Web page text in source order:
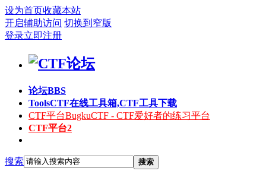
设为首页收藏本站
开启辅助访问 切换到窄版
登录立即注册
论坛BBS
ToolsCTF在线工具箱,CTF工具下载
CTF平台BugkuCTF - CTF爱好者的练习平台
CTF平台2
搜索 搜索